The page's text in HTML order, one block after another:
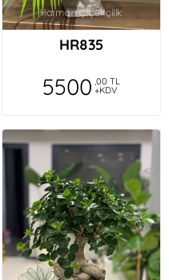
HR835
5500 ,00 TL
+KDV